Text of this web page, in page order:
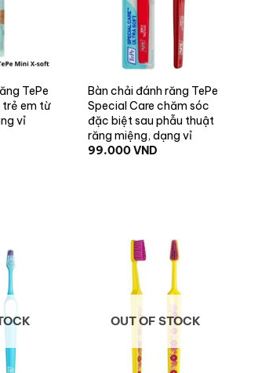
TePe
em từ
vỉ
Bàn chải đánh răng TePe
Special Care chăm sóc
đặc biệt sau phẫu thuật
răng miệng, dạng vỉ
99.000VND
OUT OF STOCK